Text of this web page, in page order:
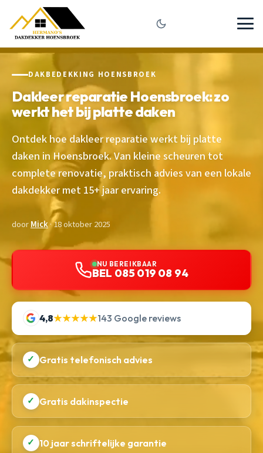
DAKBEDEKKING HOENSBROEK
Dakleer reparatie Hoensbroek: zo
werkt het bij platte daken
Ontdek hoe dakleer reparatie werkt bij platte
daken in Hoensbroek. Van kleine scheuren tot
complete renovatie, praktisch advies van een lokale
dakdekker met 15+ jaar ervaring.
doorMick· 18 oktober 2025
NU BEREIKBAAR
BEL 085 019 08 94
4,8★★★★★143 Google reviews
✓ Gratis telefonisch advies
✓ Gratis dakinspectie
✓ 10 jaar schriftelijke garantie